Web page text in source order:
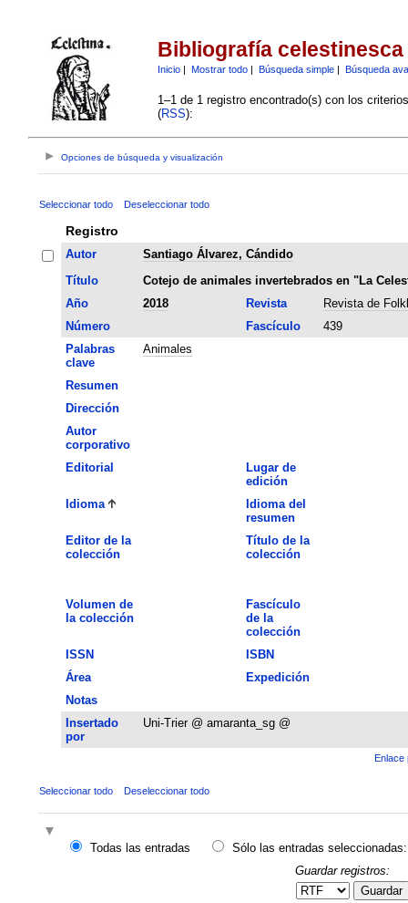
Bibliografía celestinesca
Inicio| Mostrar todo| Búsqueda simple| Búsqueda
1–1 de 1 registro encontrado(s) con los
(RSS):
Opciones de búsqueda y visualización
Seleccionar todo Deseleccionar todo
Registro
Autor
Santiago Álvarez, Cándido
Título
Cotejo de animales invertebrados en "La
Año
2018 Revista
Revista de
Número
Fascículo
439
Palabras
clave
Animales
Resumen
Dirección
Autor
corporativo
Editorial
Lugar de
edición
Idioma
Idioma del
resumen
Editor de la
colección
Título de la
colección
Volumen de
la colección
Fascículo
de la
colección
ISSN
ISBN
Área
Expedición
Notas
Insertado
por
Uni-Trier @ amaranta_sg @
Enlace
Seleccionar todo Deseleccionar todo
Todas las entradas
Sólo las entradas seleccionadas:
Guardar registros:
Guardar